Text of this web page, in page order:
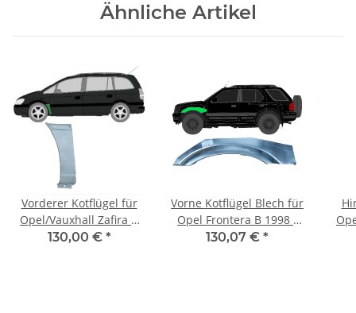
Ähnliche Artikel
Vorderer Kotflügel für
Opel/Vauxhall Zafira A
1999-2005 links
130,00 € *
Vorne Kotflügel Blech für
Opel Frontera B 1998 -
2002 links
130,07 € *